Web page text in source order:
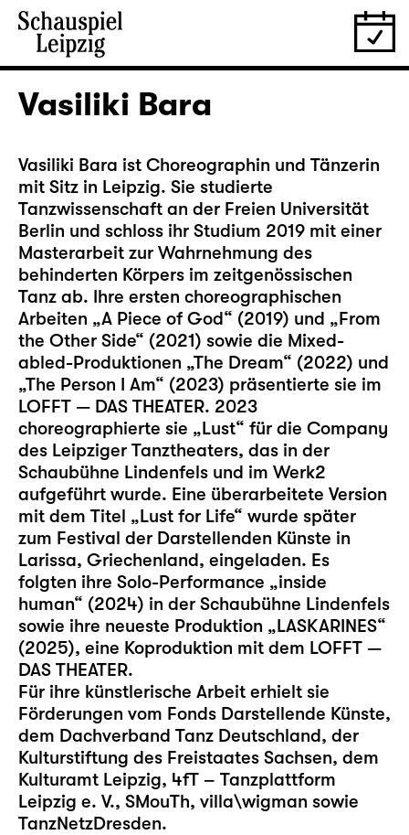
Vasiliki Bara
Vasiliki Bara ist Choreographin und Tänzerin
mit Sitz in Leipzig. Sie studierte
Tanzwissenschaft an der Freien Universität
Berlin und schloss ihr Studium 2019 mit einer
Masterarbeit zur Wahrnehmung des
behinderten Körpers im zeitgenössischen
Tanz ab. Ihre ersten choreographischen
Arbeiten „A Piece of God“ (2019) und „From
the Other Side“ (2021) sowie die Mixed-
abled-Produktionen „The Dream“ (2022) und
„The Person I Am“ (2023) präsentierte sie im
LOFFT — DAS THEATER. 2023
choreographierte sie „Lust“ für die Company
des Leipziger Tanztheaters, das in der
Schaubühne Lindenfels und im Werk2
aufgeführt wurde. Eine überarbeitete Version
mit dem Titel „Lust for Life“ wurde später
zum Festival der Darstellenden Künste in
Larissa, Griechenland, eingeladen. Es
folgten ihre Solo-Performance „inside
human“ (2024) in der Schaubühne Lindenfels
sowie ihre neueste Produktion „LASKARINES“
(2025), eine Koproduktion mit dem LOFFT —
DAS THEATER.
Für ihre künstlerische Arbeit erhielt sie
Förderungen vom Fonds Darstellende Künste,
dem Dachverband Tanz Deutschland, der
Kulturstiftung des Freistaates Sachsen, dem
Kulturamt Leipzig, 4fT – Tanzplattform
Leipzig e. V., SMouTh, villa\wigman sowie
TanzNetzDresden.